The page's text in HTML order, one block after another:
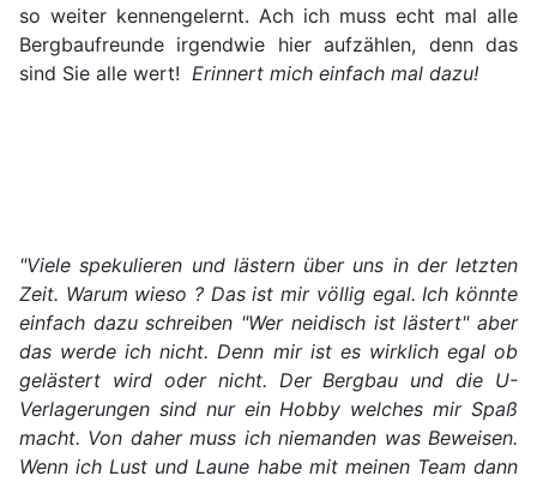
so weiter kennengelernt. Ach ich muss echt mal alle
Bergbaufreunde irgendwie hier aufzählen, denn das
sind Sie alle wert! Erinnert mich einfach mal dazu!
"Viele spekulieren und lästern über uns in der letzten
Zeit. Warum wieso ? Das ist mir völlig egal. Ich könnte
einfach dazu schreiben "Wer neidisch ist lästert" aber
das werde ich nicht. Denn mir ist es wirklich egal ob
gelästert wird oder nicht. Der Bergbau und die U-
Verlagerungen sind nur ein Hobby welches mir Spaß
macht. Von daher muss ich niemanden was Beweisen.
Wenn ich Lust und Laune habe mit meinen Team dann